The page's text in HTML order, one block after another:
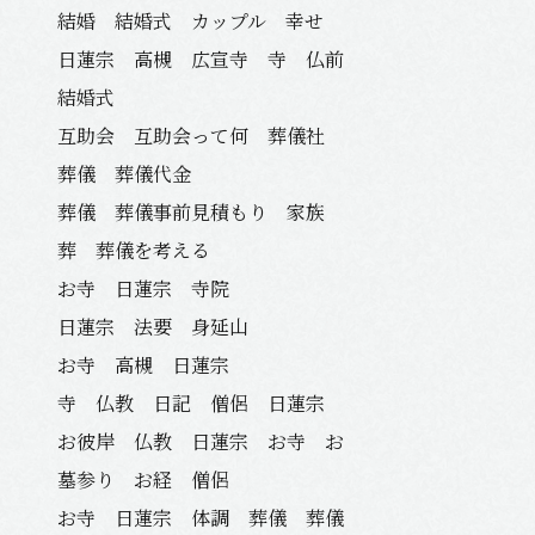
結婚 結婚式 カップル 幸せ
日蓮宗 高槻 広宣寺 寺 仏前
結婚式
互助会 互助会って何 葬儀社
葬儀 葬儀代金
葬儀 葬儀事前見積もり 家族
葬 葬儀を考える
お寺 日蓮宗 寺院
日蓮宗 法要 身延山
お寺 高槻 日蓮宗
寺 仏教 日記 僧侶 日蓮宗
お彼岸 仏教 日蓮宗 お寺 お
墓参り お経 僧侶
お寺 日蓮宗 体調 葬儀 葬儀